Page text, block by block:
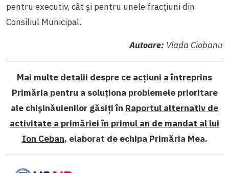
pentru executiv, cât și pentru unele fracțiuni din
Consiliul Municipal.
Autoare: Vlada Ciobanu
Mai multe detalii despre ce acțiuni a întreprins
Primăria pentru a soluționa problemele prioritare
ale chișinăuienilor găsiți în Raportul alternativ de
activitate a primăriei în primul an de mandat al lui
Ion Ceban, elaborat de echipa Primăria Mea.